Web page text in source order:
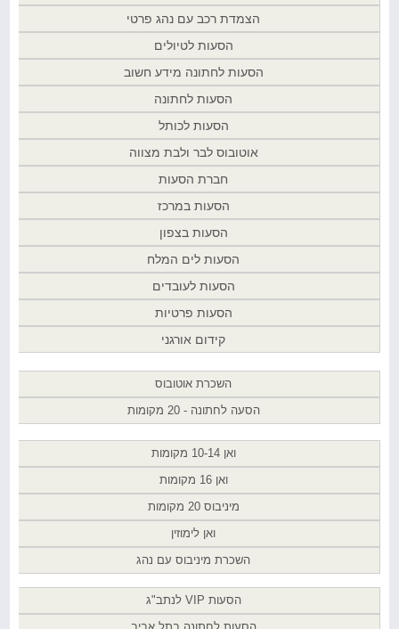
הצמדת רכב עם נהג פרטי
הסעות לטיולים
הסעות לחתונה מידע חשוב
הסעות לחתונה
הסעות לכותל
אוטובוס לבר ולבת מצווה
חברת הסעות
הסעות במרכז
הסעות בצפון
הסעות לים המלח
הסעות לעובדים
הסעות פרטיות
קידום אורגני
השכרת אוטובוס
הסעה לחתונה - 20 מקומות
ואן 10-14 מקומות
ואן 16 מקומות
מיניבוס 20 מקומות
ואן לימוזין
השכרת מיניבוס עם נהג
הסעות VIP לנתב"ג